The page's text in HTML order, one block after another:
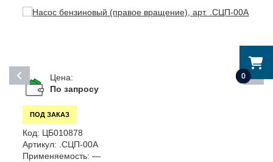
0
Цена:
По запросу
ПОД ЗАКАЗ
Код: ЦБ010878
Артикул: .СЦП-00А
Применяемость: —